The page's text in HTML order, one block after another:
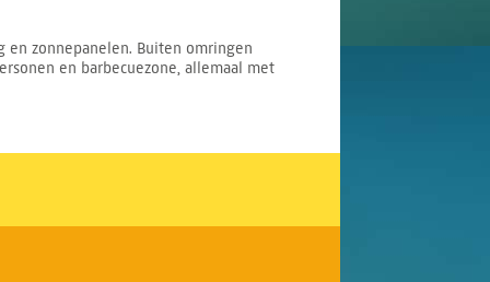
zonnepanelen. Buiten omringen
en barbecuezone, allemaal met